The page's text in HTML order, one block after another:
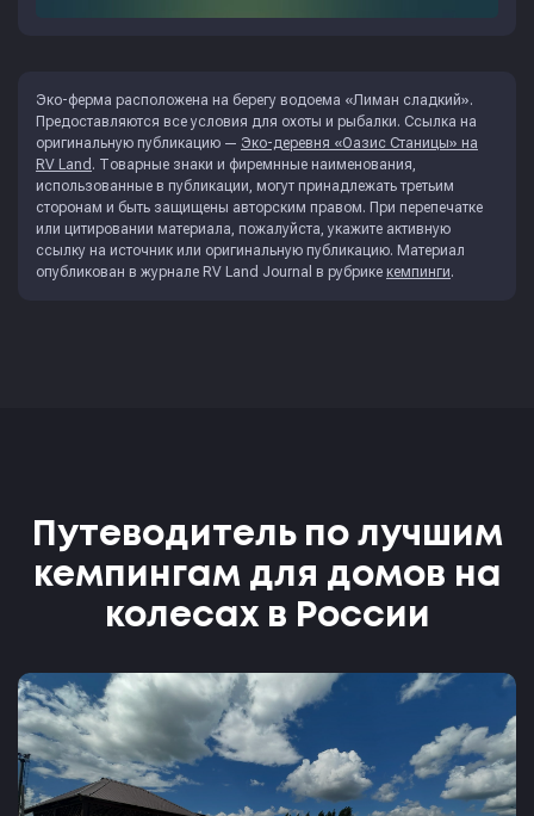
Эко-ферма расположена на берегу водоема «Лиман сладкий».
Предоставляются все условия для охоты и рыбалки. Ссылка на
оригинальную публикацию — Эко-деревня «Оазис Станицы» на
RV Land . Товарные знаки и фиремнные наименования,
использованные в публикации, могут принадлежать третьим
сторонам и быть защищены авторским правом. При перепечатке
или цитировании материала, пожалуйста, укажите активную
ссылку на источник или оригинальную публикацию. Материал
опубликован в журнале RV Land Journal в рубрике кемпинги.
Путеводитель по лучшим
кемпингам для домов на
колесах в России